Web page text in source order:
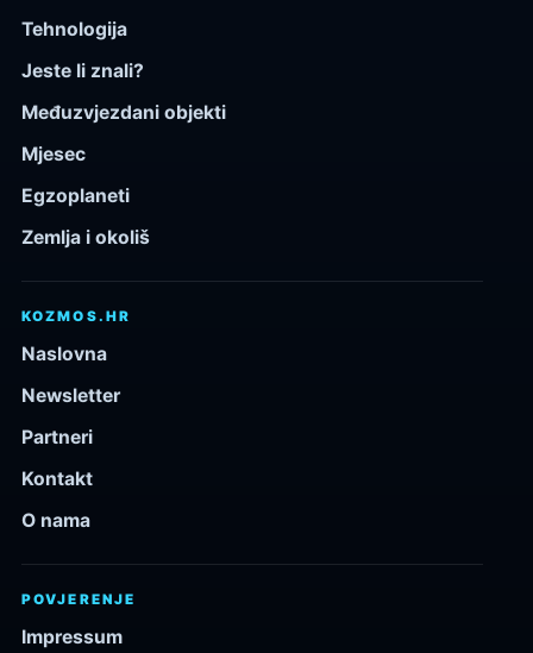
Tehnologija
Jeste li znali?
Međuzvjezdani objekti
Mjesec
Egzoplaneti
Zemlja i okoliš
KOZMOS.HR
Naslovna
Newsletter
Partneri
Kontakt
O nama
POVJERENJE
Impressum